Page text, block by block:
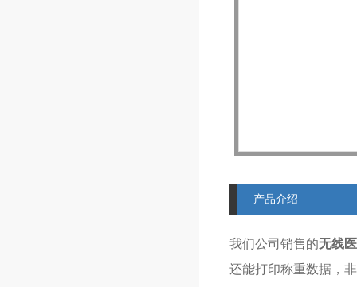
产品介绍
我们公司销售的无线
还能打印称重数据，